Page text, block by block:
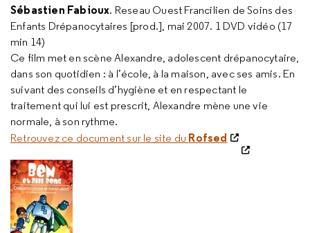
Sébastien Fabioux. Reseau Ouest Francilien de Soins des
Enfants Drépanocytaires [prod.], mai 2007. 1 DVD vidéo (17
min 14)
Ce film met en scène Alexandre, adolescent drépanocytaire,
dans son quotidien : à l’école, à la maison, avec ses amis. En
suivant des conseils d’hygiène et en respectant le
traitement qui lui est prescrit, Alexandre mène une vie
normale, à son rythme.
Retrouvez ce document sur le site du Rofsed